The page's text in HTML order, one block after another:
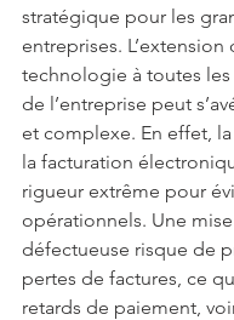
stratégique pour les
entreprises. L’extension
technologie à toutes les
de l’entreprise peut
et complexe. En effet,
la facturation
rigueur extrême pour
opérationnels. Une
défectueuse risque de
pertes de factures, ce
retards de paiement,